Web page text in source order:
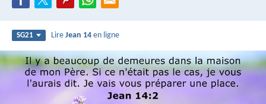
SG21 LireJean 14 en ligne